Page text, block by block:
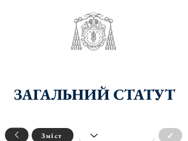
ЗАГАЛЬНИЙ СТАТУТ
Зміст ✓